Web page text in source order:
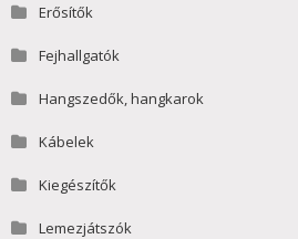
Erősítők
Fejhallgatók
Hangszedők, hangkarok
Kábelek
Kiegészítők
Lemezjátszók